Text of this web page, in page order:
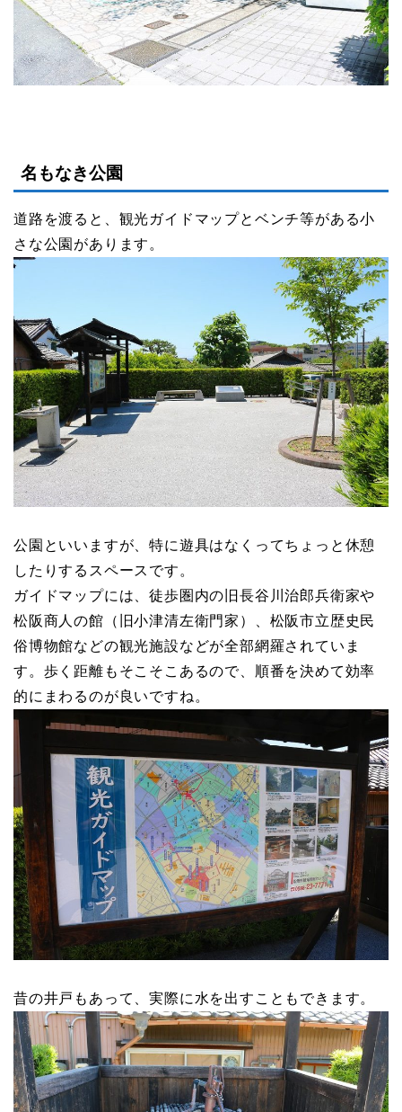
名もなき公園
道路を渡ると、観光ガイドマップとベンチ等がある小
さな公園があります。
公園といいますが、特に遊具はなくってちょっと休憩
したりするスペースです。
ガイドマップには、徒歩圏内の旧長谷川治郎兵衛家や
松阪商人の館（旧小津清左衛門家）、松阪市立歴史民
俗博物館などの観光施設などが全部網羅されていま
す。歩く距離もそこそこあるので、順番を決めて効率
的にまわるのが良いですね。
昔の井戸もあって、実際に水を出すこともできます。